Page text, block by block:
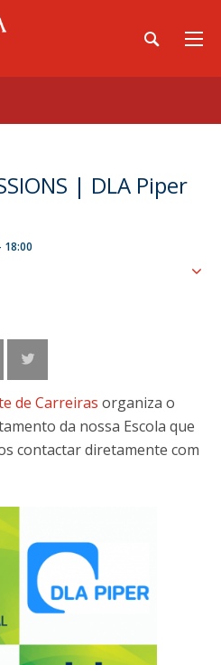
| DLA Piper
18:00
de Carreiras organiza o
da nossa Escola que
contactar diretamente com